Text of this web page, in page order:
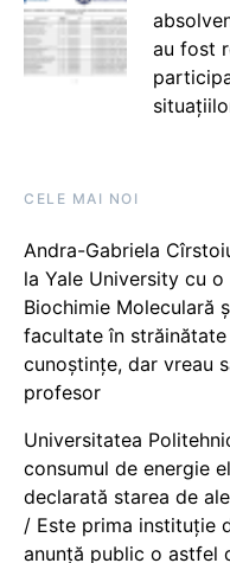
au fost
CELE MAI NOI
Andra-Gabriela
la Yale University cu
Biochimie Moleculară
facultate în
cunoștințe, dar vreau
profesor
Universitatea
consumul de energie
declarată starea de
/ Este prima instituție
anunță public o astfel